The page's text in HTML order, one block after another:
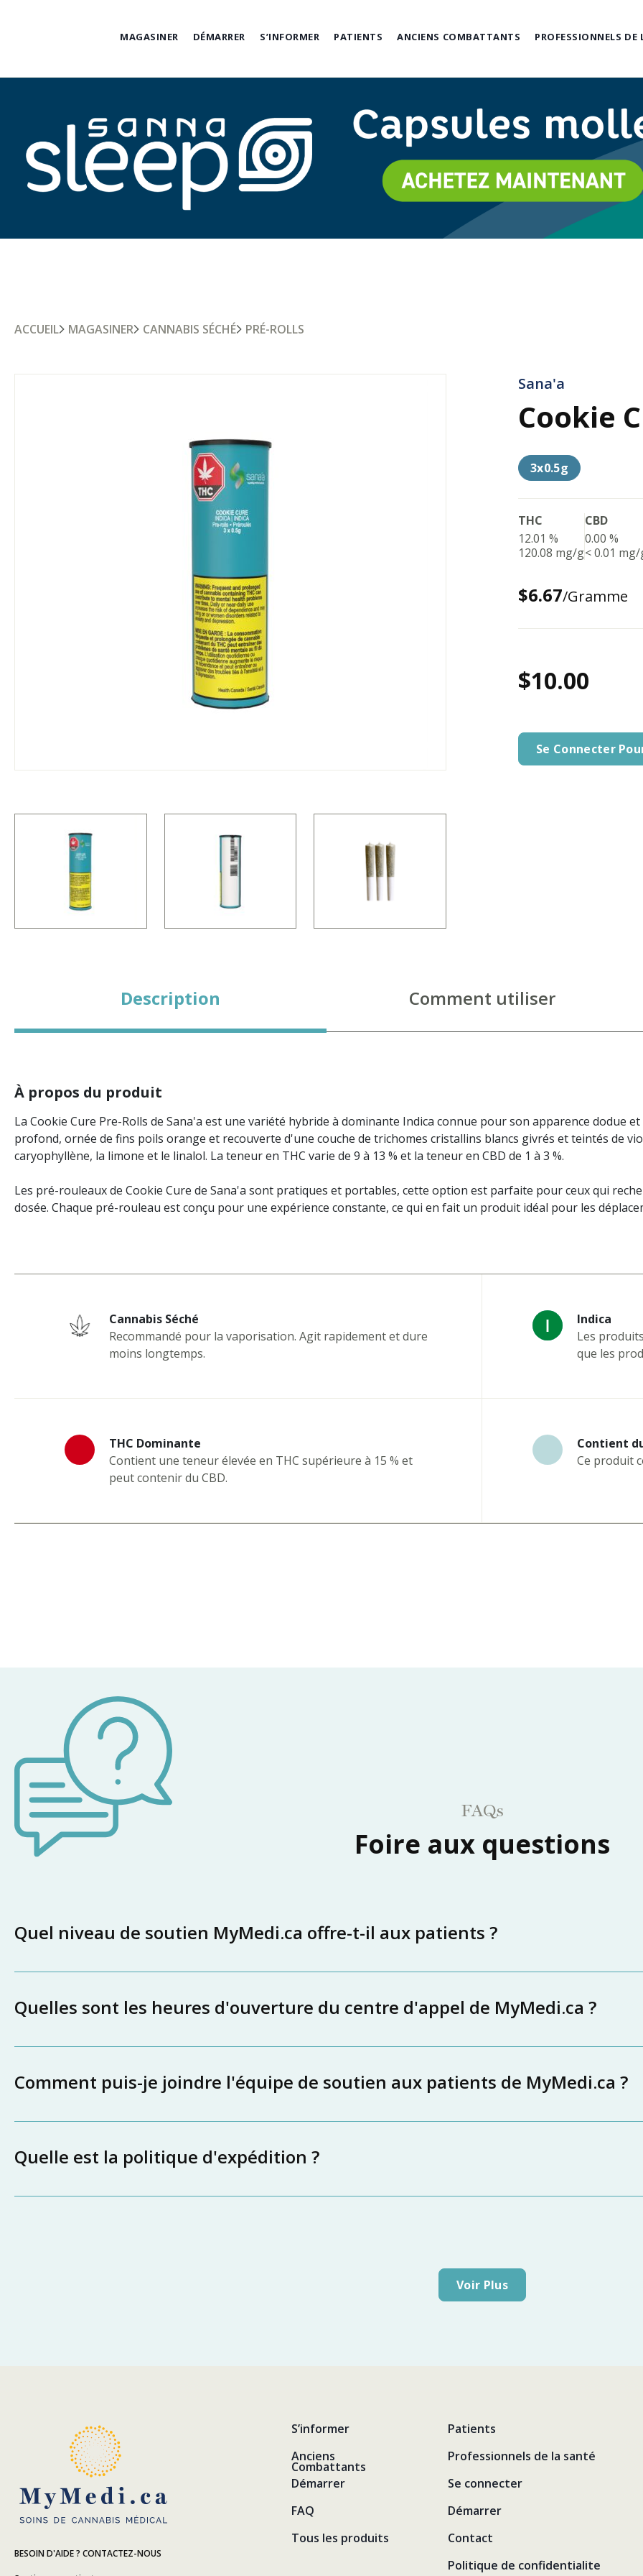
MAGASINER DÉMARRER S’INFORMER PATIENTS ANCIENS COMBATTANTS
PROFESSIONNELS DE
ACCUEIL MAGASINER CANNABIS SÉCHÉ PRÉ-ROLLS
Sana'a
Cookie
3x0.5g
THC
12.01 %
120.08 mg/g
CBD
0.00 %
< 0.01
$6.67/Gramme
$10.00
Se Connecter
Description Comment utiliser
À propos du produit
La Cookie Cure Pre-Rolls de Sana'a est une variété hybride à dominante Indica connue pour son apparence dodue
profond, ornée de fins poils orange et recouverte d'une couche de trichomes cristallins blancs givrés et teintés de
caryophyllène, la limone et le linalol. La teneur en THC varie de 9 à 13 % et la teneur en CBD de 1 à 3 %.
Les pré-rouleaux de Cookie Cure de Sana'a sont pratiques et portables, cette option est parfaite pour ceux qui
dosée. Chaque pré-rouleau est conçu pour une expérience constante, ce qui en fait un produit idéal pour les
Cannabis Séché
Recommandé pour la vaporisation. Agit rapidement et dure
moins longtemps.
Indica
Les
que les
THC Dominante
Contient une teneur élevée en THC supérieure à 15 % et
peut contenir du CBD.
Contient
Ce produit
FAQs
Foire aux questions
Quel niveau de soutien MyMedi.ca offre-t-il aux patients ?
Quelles sont les heures d'ouverture du centre d'appel de MyMedi.ca ?
Comment puis-je joindre l'équipe de soutien aux patients de MyMedi.ca ?
Quelle est la politique d'expédition ?
Voir Plus
BESOIN D'AIDE ? CONTACTEZ-NOUS
S’informer
Anciens
Combattants
Démarrer
FAQ
Tous les produits
Patients
Professionnels de la santé
Se connecter
Démarrer
Contact
Politique de confidentialite